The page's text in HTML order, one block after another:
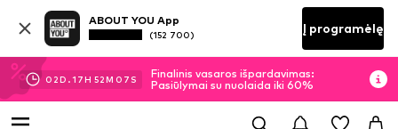
ABOUT YOU App
(152 700) Į programėlę
02D.17H 52M 06 S
Finalinis vasaros išpardavimas:
Pasiūlymai su nuolaida iki 60%